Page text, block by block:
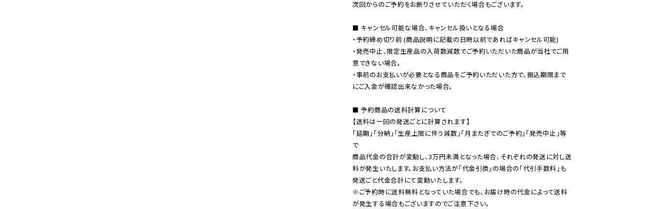
次回からのご予約をお断りさせていただく場合もございます。
■ キャンセル可能な場合、キャンセル扱いとなる場合
・予約締め切り前 (商品説明に記載の日時以前であればキャンセル可能)
・発売中止、限定生産品の入荷数減数でご予約いただいた商品が当社でご用
意できない場合。
・事前のお支払いが必要となる商品をご予約いただいた方で、振込期限まで
にご入金が確認出来なかった場合。
■ 予約商品の送料計算について
【送料は一回の発送ごとに計算されます】
「延期」「分納」「生産上限に伴う減数」「月またぎでのご予約」「発売中止」等
で
商品代金の合計が変動し、3万円未満となった場合、それぞれの発送に対し送
料が発生いたします。お支払い方法が「代金引換」の場合の「代引手数料」も
※ご予約時に送料無料となっていた場合でも、お届け時の代金によって送料
が発生する場合もございますのでご注意下さい。